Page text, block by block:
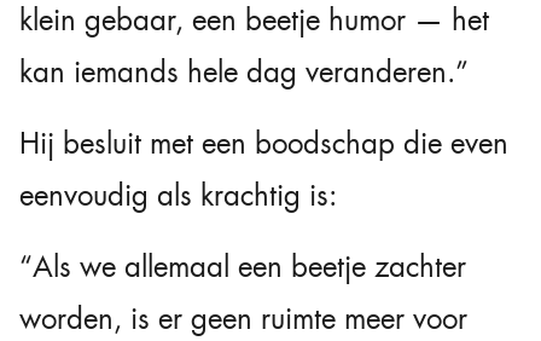
klein gebaar, een beetje humor — het
kan iemands hele dag veranderen.”
Hij besluit met een boodschap die even
eenvoudig als krachtig is:
“Als we allemaal een beetje zachter
worden, is er geen ruimte meer voor